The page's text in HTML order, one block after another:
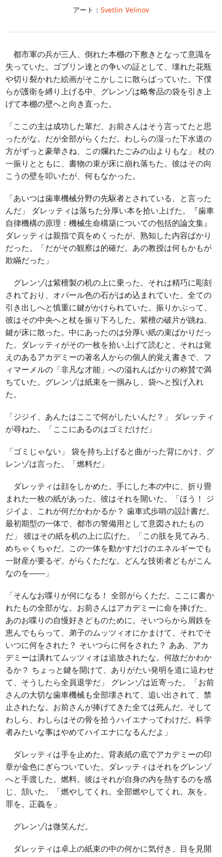
アート： Svetlin Velinov
都市軍の兵が三人、倒れた本棚の下敷きとなって意識を
失っていた。ゴブリン達との争いの証として、壊れた花瓶
や切り裂かれた絵画がそこかしこに散らばっていた。下僕
らが護衛を縛り上げる中、グレンゾは略奪品の袋を引き上
げて本棚の壁へと向き直った。
「ここの主は成功した輩だ、お前さんはそう言ってたと思
ったがな。だが全部がらくただ。わしらの湿った下水道の
方がずっと豪華さね、この爛れたごみの山よりもな」 杖の
一振りとともに、書物の束が床に崩れ落ちた。彼はその向
こうの壁を叩いたが、何もなかった。
「あいつは歯車機械分野の先駆者とされている、と言った
んだ」 ダレッティは落ちた分厚い本を拾い上げた。『歯車
自律機構の原理：機械生命構築についての包括的論文集』
ダレッティは親指で頁をめくったが、熟知した内容ばかり
だった。「だがその観察は的確だ。あの教授は何もかもが
欺瞞だった」
グレンゾは紫檀製の机の上に乗った。それは精巧に彫刻
されており、オパール色の石がはめ込まれていた。全ての
引き出しへと慎重に鍵がかけられていた。振りかぶって、
彼はその中央へと杖を振り下ろした。紫檀の破片が跳ね、
鍵が床に散った。中にあったのは分厚い紙の束ばかりだっ
た。ダレッティがその一枚を拾い上げて読むと、それは覚
えのあるアカデミーの著名人からの個人的覚え書きで、フ
ィマーメルの「非凡な才能」への溢れんばかりの称賛で満
ちていた。グレンゾは紙束を一掴みし、袋へと投げ入れ
た。
「ジジイ、あんたはここで何がしたいんだ？」 ダレッティ
が尋ねた。「ここにあるのはゴミだけだ」
「ゴミじゃない」 袋を持ち上げると曲がった背にかけ、グ
レンゾは言った。「燃料だ」
ダレッティは顔をしかめた。手にした本の中に、折り畳
まれた一枚の紙があった。彼はそれを開いた。「ほう！ ジ
ジイよ、これが何だかわかるか？ 歯車式歩哨の設計書だ。
最初期型の一体で、都市の警備用として意図されたもの
だ」 彼はその紙を机の上に広げた。「この肢を見てみろ、
めちゃくちゃだ。この一体を動かすだけのエネルギーでも
一財産が要るぞ。がらくただな。どんな技術者どもがこん
なのを――」
「そんなお喋りが何になる！ 全部がらくただ。ここに書か
れたもの全部がな。お前さんはアカデミーに命を捧げた、
あのお喋りの自慢好きどものために。そいつらから屑鉄を
恵んでもらって、弟子のムッツィオにかまけて、それでそ
いつに何をされた？ そいつらに何をされた？ ああ、アカ
デミーは潰れてムッツィオは追放されたな。何故だかわか
るか？ ちょっと鍵を開けて、ありがたい発明を道に這わせ
て、そうしたら全員退学だ」 グレンゾは近寄った。「お前
さんの大切な歯車機械も全部壊されて、追い出されて、禁
止されたな。お前さんが捧げてきた全ては死んだ。そして
わしら、わしらはその骨を拾うハイエナってわけだ。科学
者みたいな事はやめてハイエナになるんだよ」
ダレッティは手を止めた。背表紙の底でアカデミーの印
章が金色にぎらついていた。ダレッティはそれをグレンゾ
へと手渡した。燃料。彼はそれが自身の内を熱するのを感
じ、頷いた。「燃やしてくれ。全部燃やしてくれ。灰を。
罪を。正義を」
グレンゾは微笑んだ。
ダレッティは卓上の紙束の中の何かに気付き、目を見開